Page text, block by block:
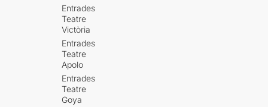
Entrades
Teatre
Victòria
Entrades
Teatre
Apolo
Entrades
Teatre
Goya